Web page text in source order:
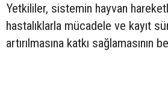
Yetkililer, sistemin hayvan
hastalıklarla mücadele ve kayıt
artırılmasına katkı sağlamasının